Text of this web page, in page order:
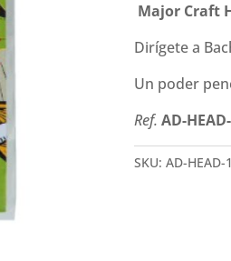
Tackle
Ajido
Bachikon
cantidad
Major Craft
Dirígete a
Un poder
Ref. AD-HEAD-
SKU: AD-HEAD-